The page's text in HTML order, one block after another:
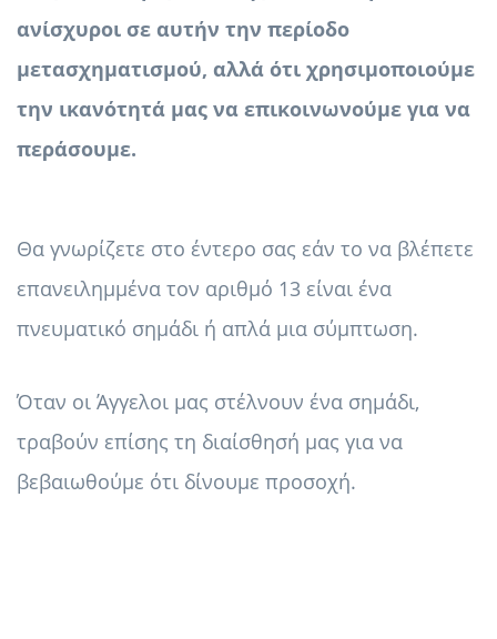
ανίσχυροι σε αυτήν την περίοδο
μετασχηματισμού, αλλά ότι χρησιμοποιούμε
την ικανότητά μας να επικοινωνούμε για να
περάσουμε.
Θα γνωρίζετε στο έντερο σας εάν το να βλέπετε
επανειλημμένα τον αριθμό 13 είναι ένα
πνευματικό σημάδι ή απλά μια σύμπτωση.
Όταν οι Άγγελοι μας στέλνουν ένα σημάδι,
τραβούν επίσης τη διαίσθησή μας για να
βεβαιωθούμε ότι δίνουμε προσοχή.